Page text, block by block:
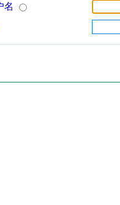
名